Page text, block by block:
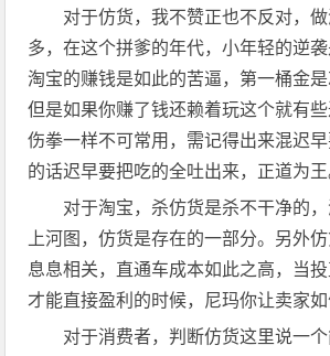
对于仿货，我不赞正也不反对，
多，在这个拼爹的年代，小年轻的逆袭
淘宝的赚钱是如此的苦逼，第一桶金是
但是如果你赚了钱还赖着玩这个就有
伤拳一样不可常用，需记得出来混迟
的话迟早要把吃的全吐出来，正道为王
对于淘宝，杀仿货是杀不干净的
上河图，仿货是存在的一部分。另外
息息相关，直通车成本如此之高，当
才能直接盈利的时候，尼玛你让卖家如
对于消费者，判断仿货这里说一